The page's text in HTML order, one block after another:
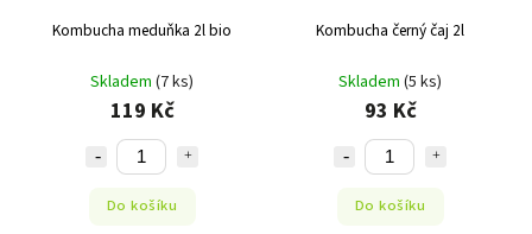
Kombucha meduňka 2l bio
Skladem (7 ks)
119 Kč
Do košíku
Kombucha černý čaj 2l
Skladem (5 ks)
93 Kč
Do košíku